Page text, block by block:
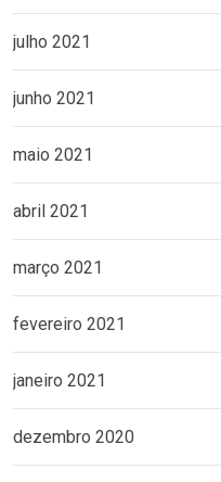
julho 2021
junho 2021
maio 2021
abril 2021
março 2021
fevereiro 2021
janeiro 2021
dezembro 2020